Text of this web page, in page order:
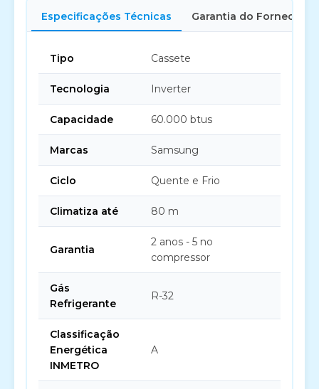
Especificações Técnicas Garantia do Fornecedor
Tipo Cassete
Tecnologia Inverter
Capacidade 60.000 btus
Marcas Samsung
Ciclo Quente e Frio
Climatiza até 80 m
Garantia
2 anos - 5 no
compressor
Gás
Refrigerante
R-32
Classificação
Energética
INMETRO
A